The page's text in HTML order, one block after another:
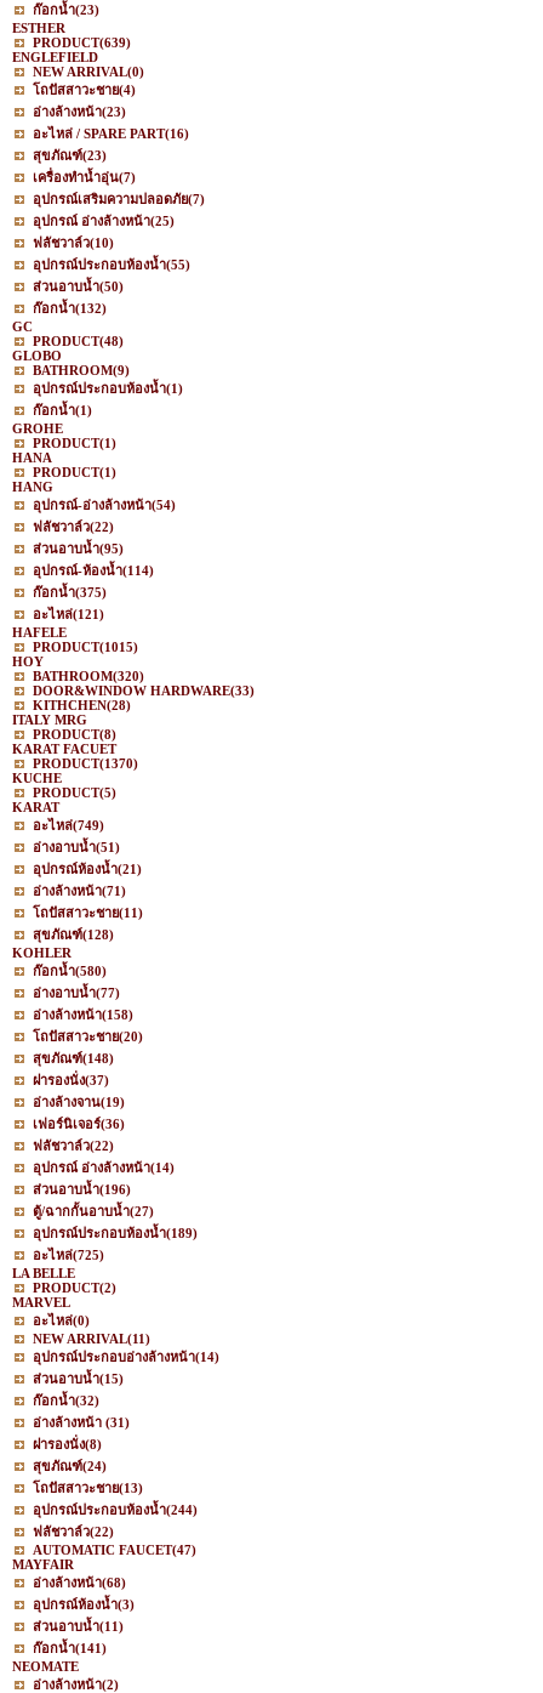
ก๊อกน้ำ(23)
ESTHER
PRODUCT(639)
ENGLEFIELD
NEW ARRIVAL(0)
โถปัสสาวะชาย(4)
อ่างล้างหน้า(23)
อะไหล่ / SPARE PART(16)
สุขภัณฑ์(23)
เครื่องทำน้ำอุ่น(7)
อุปกรณ์เสริมความปลอดภัย(7)
อุปกรณ์ อ่างล้างหน้า(25)
ฟลัชวาล์ว(10)
อุปกรณ์ประกอบห้องน้ำ(55)
ส่วนอาบน้ำ(50)
ก๊อกน้ำ(132)
GC
PRODUCT(48)
GLOBO
BATHROOM(9)
อุปกรณ์ประกอบห้องน้ำ(1)
ก๊อกน้ำ(1)
GROHE
PRODUCT(1)
HANA
PRODUCT(1)
HANG
อุปกรณ์-อ่างล้างหน้า(54)
ฟลัชวาล์ว(22)
ส่วนอาบน้ำ(95)
อุปกรณ์-ห้องน้ำ(114)
ก๊อกน้ำ(375)
อะไหล่(121)
HAFELE
PRODUCT(1015)
HOY
BATHROOM(320)
DOOR&WINDOW HARDWARE(33)
KITHCHEN(28)
ITALY MRG
PRODUCT(8)
KARAT FACUET
PRODUCT(1370)
KUCHE
PRODUCT(5)
KARAT
อะไหล่(749)
อ่างอาบน้ำ(51)
อุปกรณ์ห้องน้ำ(21)
อ่างล้างหน้า(71)
โถปัสสาวะชาย(11)
สุขภัณฑ์(128)
KOHLER
ก๊อกน้ำ(580)
อ่างอาบน้ำ(77)
อ่างล้างหน้า(158)
โถปัสสาวะชาย(20)
สุขภัณฑ์(148)
ฝารองนั่ง(37)
อ่างล้างจาน(19)
เฟอร์นิเจอร์(36)
ฟลัชวาล์ว(22)
อุปกรณ์ อ่างล้างหน้า(14)
ส่วนอาบน้ำ(196)
ตู้/ฉากกั้นอาบน้ำ(27)
อุปกรณ์ประกอบห้องน้ำ(189)
อะไหล่(725)
LA BELLE
PRODUCT(2)
MARVEL
อะไหล่(0)
NEW ARRIVAL(11)
อุปกรณ์ประกอบอ่างล้างหน้า(14)
ส่วนอาบน้ำ(15)
ก๊อกน้ำ(32)
อ่างล้างหน้า (31)
ฝารองนั่ง(8)
สุขภัณฑ์(24)
โถปัสสาวะชาย(13)
อุปกรณ์ประกอบห้องน้ำ(244)
ฟลัชวาล์ว(22)
AUTOMATIC FAUCET(47)
MAYFAIR
อ่างล้างหน้า(68)
อุปกรณ์ห้องน้ำ(3)
ส่วนอาบน้ำ(11)
ก๊อกน้ำ(141)
NEOMATE
อ่างล้างหน้า(2)